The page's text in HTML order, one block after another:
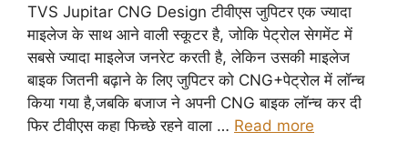
TVS Jupitar CNG Design टीवीएस जुपिटर एक ज्यादा
माइलेज के साथ आने वाली स्कूटर है, जोकि पेट्रोल सेगमेंट में
सबसे ज्यादा माइलेज जनरेट करती है, लेकिन उसकी माइलेज
बाइक जितनी बढ़ाने के लिए जुपिटर को CNG+पेट्रोल में लॉन्च
किया गया है,जबकि बजाज ने अपनी CNG बाइक लॉन्च कर दी
फिर टीवीएस कहा फिच्छे रहने वाला … Read more